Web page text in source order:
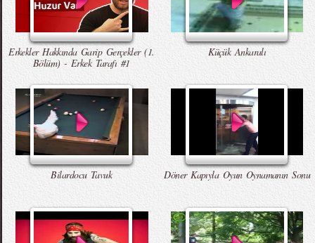
Erkekler Hakkında Garip Gerçekler (1.
Bölüm) - Erkek Tarafı #1
Küçük Ankaralı
Bilardocu Tavuk Döner Kapıyla Oyun Oynamanın Sonu